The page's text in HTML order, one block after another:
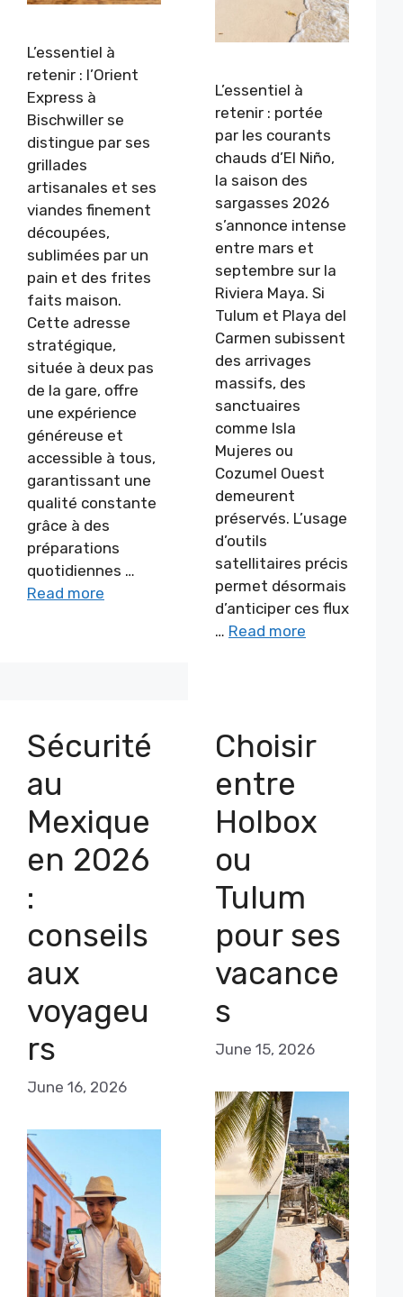
L’essentiel à
retenir : l’Orient
Express à
Bischwiller se
distingue par ses
grillades
artisanales et ses
viandes finement
découpées,
sublimées par un
pain et des frites
faits maison.
Cette adresse
stratégique,
située à deux pas
de la gare, offre
une expérience
généreuse et
accessible à tous,
garantissant une
qualité constante
grâce à des
préparations
quotidiennes …
Read more
L’essentiel à
retenir : portée
par les courants
chauds d’El Niño,
la saison des
sargasses 2026
s’annonce intense
entre mars et
septembre sur la
Riviera Maya. Si
Tulum et Playa del
Carmen subissent
des arrivages
massifs, des
sanctuaires
comme Isla
Mujeres ou
Cozumel Ouest
demeurent
préservés. L’usage
d’outils
satellitaires précis
permet désormais
d’anticiper ces flux
… Read more
Sécurité
au
Mexique
en 2026
:
conseils
aux
voyageu
rs
June 16, 2026
Choisir
entre
Holbox
ou
Tulum
pour ses
vacance
s
June 15, 2026